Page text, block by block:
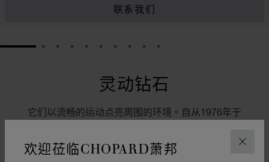
关闭
欢迎莅临CHOPARD萧邦
联系我们
GO TO SLIDE 1GO TO SLIDE 2
GO TO SLIDE 3
GO TO SLIDE 4
GO TO SLIDE 5
GO TO SLIDE 6
GO TO SLIDE 7
GO TO SLIDE 8
GO TO SLIDE 9
GO TO SLIDE 10
灵动钻石
它们以流畅的运动点亮周围的环境。自从1976年于
播极具感染力的乐享生活精神。它们的舞蹈构成一场生动
有趣的表演，其中传达出的自由与光明令人不禁扬起迷人